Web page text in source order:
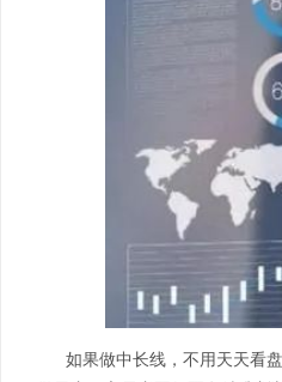
如果做中长线，不用天天看